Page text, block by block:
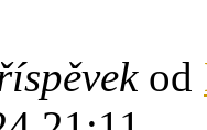
od